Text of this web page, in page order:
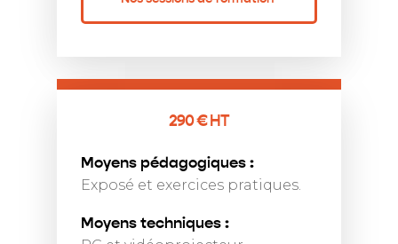
290 € HT
Moyens pédagogiques :
Exposé et exercices pratiques.
Moyens techniques :